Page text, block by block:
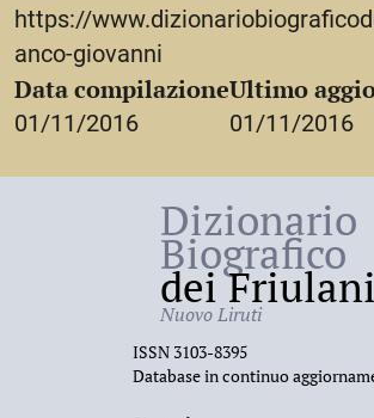
https://
anco-giovanni
Data compilazione
01/11/2016
Ultimo
01/11/2016
Dizionario
Biografico
dei Friulani
Nuovo Liruti
ISSN 3103-8395
Database in continuo